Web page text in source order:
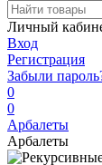
Личный
Вход
Регистрация
Забыли
0
0
Арбалеты
Арбалеты